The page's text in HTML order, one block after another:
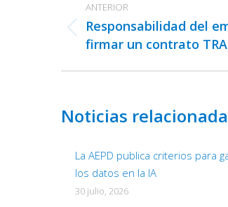
entre
publicaciones
ANTERIOR
Publicación
anterior:
Responsabilidad del
firmar un contrato
Noticias
La AEPD publica criterios para
los datos en la IA
30 julio, 2026